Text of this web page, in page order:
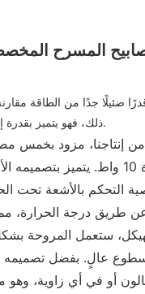
المسرح
ضئيلًا جدًا من الطاقة
ذلك، فهو يتميز بقدرة إضاءة عالية وكفاءة عالية.
التحكم بالأشعة تحت
طريق درجة الحرارة،
ستعمل المروحة
عالٍ. بفضل تصميمه
أو في أي زاوية،